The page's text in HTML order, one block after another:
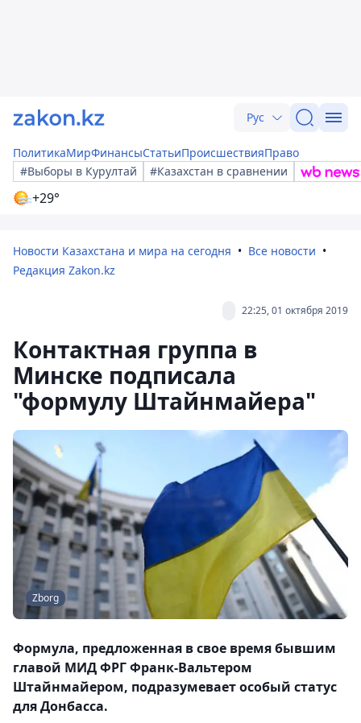
Рус
ПолитикаМирФинансыСтатьиПроисшествияПраво
#Выборы в Курултай
#Казахстан в сравнении
+29°
Новости Казахстана и мира на сегодня
Все новости
Редакция Zakon.kz
22:25, 01 октября 2019
Контактная группа в
Минске подписала
"формулу Штайнмайера"
Zborg
Формула, предложенная в свое время бывшим
главой МИД ФРГ Франк-Вальтером
Штайнмайером, подразумевает особый статус
для Донбасса.